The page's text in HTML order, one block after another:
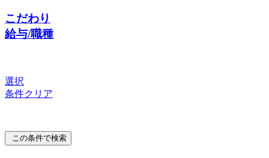
こだわり
給与/職種
選択
条件クリア
この条件で検索